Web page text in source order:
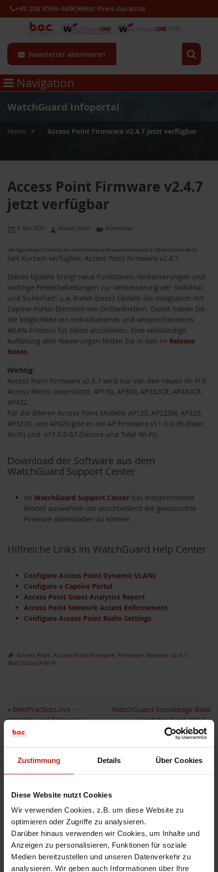
Zustimmung Details Über Cookies
Diese Website nutzt Cookies
Wir verwenden Cookies, z.B. um diese Website zu
optimieren oder Zugriffe zu analysieren.
Darüber hinaus verwenden wir Cookies, um Inhalte und
Anzeigen zu personalisieren, Funktionen für soziale
Medien bereitzustellen und unseren Datenverkehr zu
analysieren. Wir geben auch Informationen über Ihre
Newsletter abonnieren
+49 208 8596-440 Best-Preis-Garantie
Navigation
WatchGuard Infoportal
Home Access Point Firmware v2.4.7 jetzt verfügbar
Access Point Firmware v2.4.7
jetzt verfügbar
3. Mai 2024 Manuel Seidel Kommentar
Alle Tags (Access Point Access Point Firmware Firmware Release v2.4.7 WatchGuard-Wi-Fi)
Seit Kurzem verfügbar: Access Point Firmware v2.4.7.
Dieses Update bringt neue Funktionen, Verbesserungen und
wichtige Fehlerbehebungen zur Verbesserung der Stabilität
und Sicherheit: u.a. bietet dieses Update die Integration mit
Captive-Portal-Diensten von Drittanbietern. Damit haben Sie
die Möglichkeit ein individuelleres und ansprechenderes
WLAN-Erlebnis für Gäste anzubieten. Eine vollständige
Auflistung aller Neuerungen finden Sie in den >> Release
Notes.
Wichtig:
Access Point Firmware v2.4.7 wird nur von den neuen Wi-Fi 6
Access Points unterstützt: AP130, AP330, AP332CR, AP430CR,
AP432.
Für die älteren Access Point Modelle AP125, AP225W, AP325,
AP327X, und AP420 gibt es die AP Firmware v11.0.0-36 (Basic
Wi-Fi) und v13.0.0-67 (Secure und Total Wi-Fi).
Download der Software aus dem
WatchGuard Support Center
im WatchGuard Support Center das entsprechende
Modell auswählen um anschließend die gewünschte
Fireware downloaden zu können
Hilfreiche Links im WatchGuard Help Center
Configure Access Point Dynamic VLANs
Configure a Captive Portal
Access Point Guest Analytics Report
Access Point Network Access Enforcement
Configure Access Point Radio Settings
Access Point Access Point Firmware Firmware Release v2.4.7
WatchGuard-Wi-Fi
« BestPractices.live –
WatchGuard Endpoint
Security für kritische
WatchGuard Knowledge Base
Updates April 2024»
Hinterlassen Sie einen
Kommentar
Ihre E-Mail-Adressse wird nicht
veröffentlicht. Markierte Felder sind